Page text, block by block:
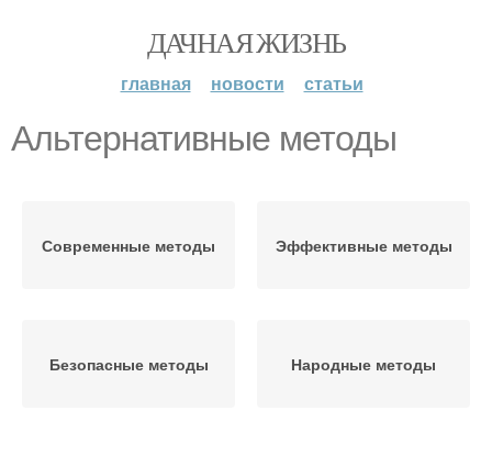
ДАЧНАЯ ЖИЗНЬ
главная новости статьи
Альтернативные методы
Современные методы Эффективные методы
Безопасные методы Народные методы